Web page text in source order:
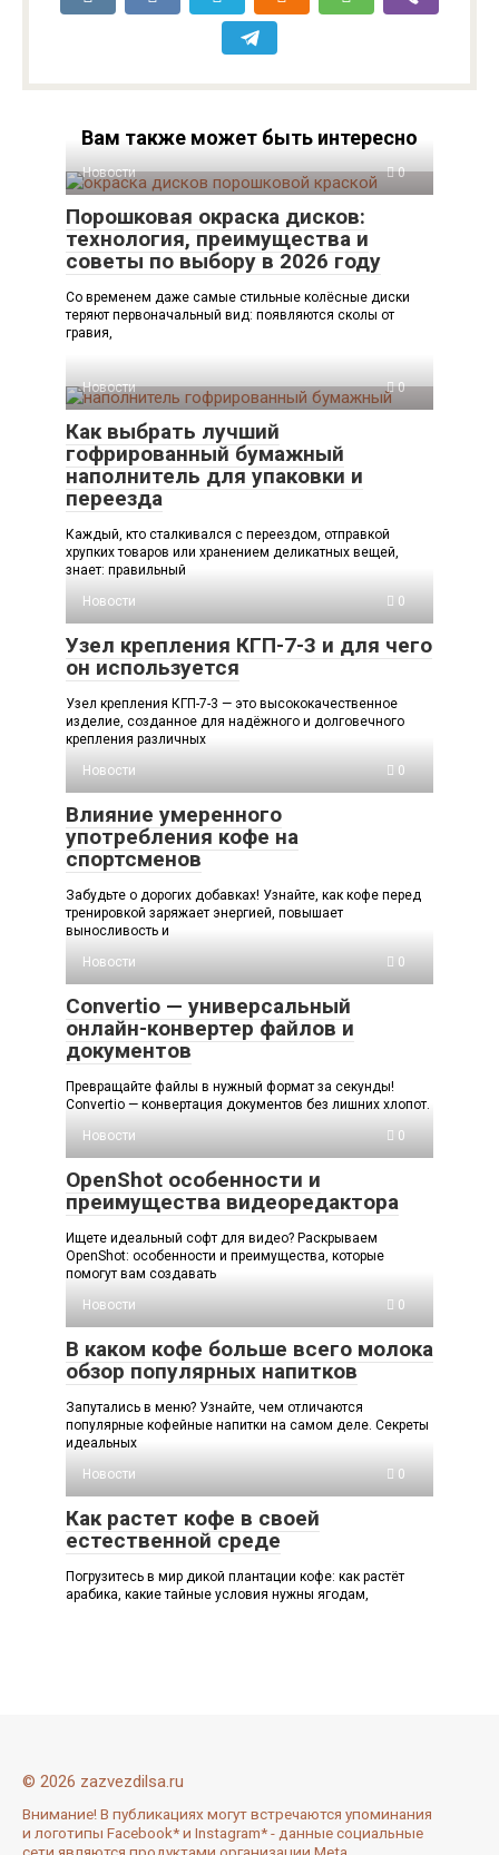
Вам также может быть интересно
Новости 0
Порошковая окраска дисков:
технология, преимущества и
советы по выбору в 2026 году
Со временем даже самые стильные колёсные диски
теряют первоначальный вид: появляются сколы от
гравия,
Новости 0
Как выбрать лучший
гофрированный бумажный
наполнитель для упаковки и
переезда
Каждый, кто сталкивался с переездом, отправкой
хрупких товаров или хранением деликатных вещей,
знает: правильный
Новости
0
Узел крепления КГП-7-3 и для чего
он используется
Узел крепления КГП-7-3 — это высококачественное
изделие, созданное для надёжного и долговечного
крепления различных
Новости
0
Влияние умеренного
употребления кофе на
спортсменов
Забудьте о дорогих добавках! Узнайте, как кофе перед
тренировкой заряжает энергией, повышает
выносливость и
Новости
0
Convertio — универсальный
онлайн-конвертер файлов и
документов
Превращайте файлы в нужный формат за секунды!
Convertio — конвертация документов без лишних хлопот.
Новости
0
OpenShot особенности и
преимущества видеоредактора
Ищете идеальный софт для видео? Раскрываем
OpenShot: особенности и преимущества, которые
помогут вам создавать
Новости
0
В каком кофе больше всего молока
обзор популярных напитков
Запутались в меню? Узнайте, чем отличаются
популярные кофейные напитки на самом деле. Секреты
идеальных
Новости
0
Как растет кофе в своей
естественной среде
Погрузитесь в мир дикой плантации кофе: как растёт
арабика, какие тайные условия нужны ягодам,
© 2026 zazvezdilsa.ru
Внимание! В публикациях могут встречаются упоминания
и логотипы Facebook* и Instagram* - данные социальные